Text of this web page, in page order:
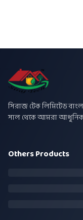
সিরাজ টেক লিমিটেড
সাল থেকে আমরা আধুনিক
Others Products